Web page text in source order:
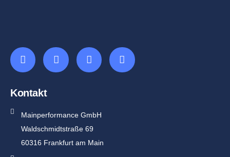
Kontakt
Mainperformance GmbH
Waldschmidtstraße 69
60316 Frankfurt am Main